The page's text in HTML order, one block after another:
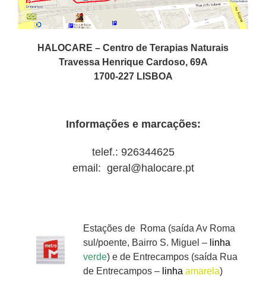
HALOCARE – Centro de Terapias Naturais
Travessa Henrique Cardoso, 69A‎
1700-227 LISBOA
Informações e marcações:
telef.: 926344625
email: geral@halocare.pt‎
Estações de Roma (saída Av Roma
sul/poente, Bairro S. Miguel – linha
verde) e de Entrecampos (saída Rua
de Entrecampos – linha amarela)